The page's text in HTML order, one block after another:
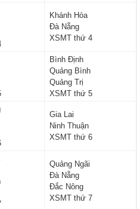
Khánh Hòa
Đà Nẵng
XSMT thứ 4
Bình Định
Quảng Bình
Quảng Trị
XSMT thứ 5
Gia Lai
Ninh Thuận
XSMT thứ 6
Quảng Ngãi
Đà Nẵng
Đắc Nông
XSMT thứ 7